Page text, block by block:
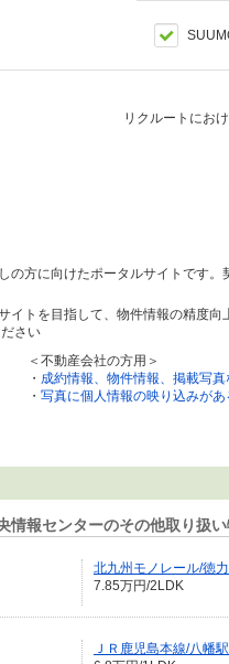
リクルートにお
の方に向けたポータルサイトです
イトを目指して、物件情報の精度
さい
＜不動産会社の方用＞
・ 成約情報、物件情報、掲載写
・ 写真に個人情報の映り込みがあ
情報センターのその他取り扱
北九州モノレール/徳
7.85万円/2LDK
ＪＲ鹿児島本線/八幡